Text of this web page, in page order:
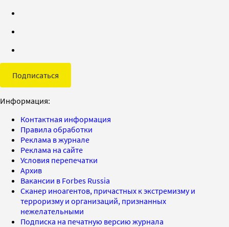
Подписаться
Информация:
Контактная информация
Правила обработки
Реклама в журнале
Реклама на сайте
Условия перепечатки
Архив
Вакансии в Forbes Russia
Сканер иноагентов, причастных к экстремизму и
терроризму и организаций, признанных
нежелательными
Подписка на печатную версию журнала